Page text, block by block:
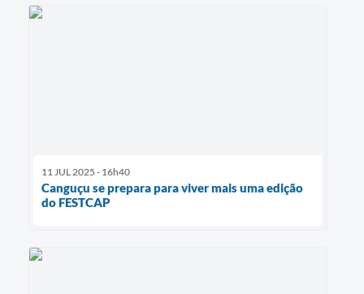
11 JUL 2025 - 16h40
Canguçu se prepara para viver mais uma edição
do FESTCAP